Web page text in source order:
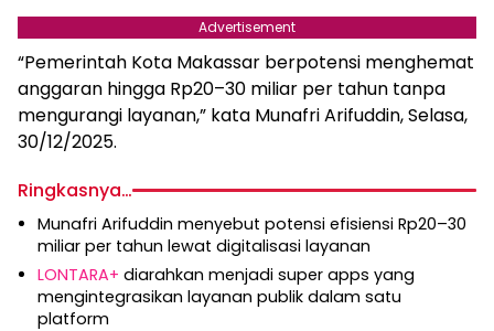
Advertisement
“Pemerintah Kota Makassar berpotensi menghemat
anggaran hingga Rp20–30 miliar per tahun tanpa
mengurangi layanan,” kata Munafri Arifuddin, Selasa,
30/12/2025.
Ringkasnya…
Munafri Arifuddin menyebut potensi efisiensi Rp20–30
miliar per tahun lewat digitalisasi layanan
LONTARA+ diarahkan menjadi super apps yang
mengintegrasikan layanan publik dalam satu
platform